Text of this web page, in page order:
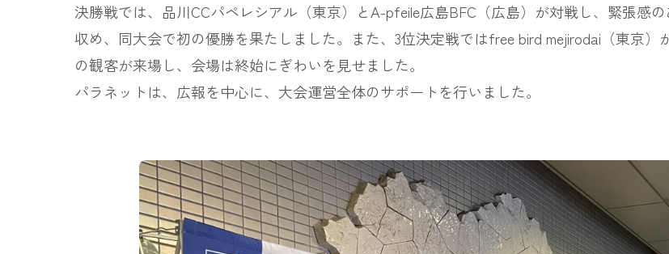
決勝戦では、品川CCパペレシアル（東京）とA-pfeile広島BFC（広島）が対戦し、緊張感
収め、同大会で初の優勝を果たしました。また、3位決定戦ではfree bird mejirodai（東京
の観客が来場し、会場は終始にぎわいを見せました。
パラネットは、広報を中心に、大会運営全体のサポートを行いました。